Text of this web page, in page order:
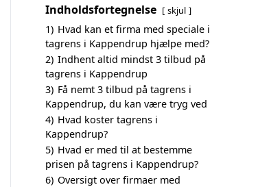
Indholdsfortegnelse skjul
1) Hvad kan et firma med speciale i
tagrens i Kappen­drup hjælpe med?
2) Indhent altid mindst 3 tilbud på
tagrens i Kappendrup
3) Få nemt 3 tilbud på tagrens i
Kappendrup, du kan være tryg ved
4) Hvad koster tagrens i
Kappendrup?
5) Hvad er med til at bestemme
prisen på tagrens i Kappendrup?
6) Oversigt over firmaer med